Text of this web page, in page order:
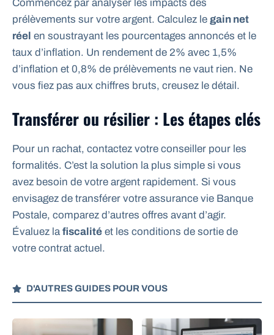
Commencez par analyser les impacts des
prélèvements sur votre argent. Calculez le gain net
réel en soustrayant les pourcentages annoncés et le
taux d’inflation. Un rendement de 2% avec 1,5%
d’inflation et 0,8% de prélèvements ne vaut rien. Ne
vous fiez pas aux chiffres bruts, creusez le détail.
Transférer ou résilier : Les étapes clés
Pour un rachat, contactez votre conseiller pour les
formalités. C’est la solution la plus simple si vous
avez besoin de votre argent rapidement. Si vous
envisagez de transférer votre assurance vie Banque
Postale, comparez d’autres offres avant d’agir.
Évaluez lafiscalité et les conditions de sortie de
votre contrat actuel.
D'AUTRES GUIDES POUR VOUS